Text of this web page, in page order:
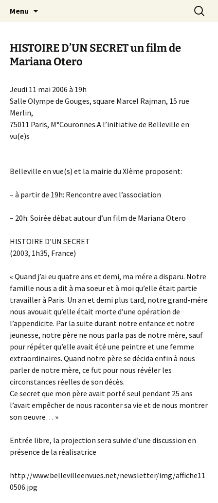
Canal Marches
Menu
HISTOIRE D’UN SECRET un film de
Mariana Otero
Jeudi 11 mai 2006 à 19h
Salle Olympe de Gouges, square Marcel Rajman, 15 rue
Merlin,
75011 Paris, M°Couronnes.A l’initiative de Belleville en
vu(e)s
Belleville en vue(s) et la mairie du XIème proposent:
– à partir de 19h: Rencontre avec l’association
– 20h: Soirée débat autour d’un film de Mariana Otero
HISTOIRE D’UN SECRET
(2003, 1h35, France)
« Quand j’ai eu quatre ans et demi, ma mére a disparu. Notre
famille nous a dit à ma soeur et à moi qu’elle était partie
travailler à Paris. Un an et demi plus tard, notre grand-mére
nous avouait qu’elle était morte d’une opération de
l’appendicite. Par la suite durant notre enfance et notre
jeunesse, notre père ne nous parla pas de notre mère, sauf
pour répéter qu’elle avait été une peintre et une femme
extraordinaires. Quand notre père se décida enfin à nous
parler de notre mère, ce fut pour nous révéler les
circonstances réelles de son décès.
Ce secret que mon père avait porté seul pendant 25 ans
l’avait empêcher de nous raconter sa vie et de nous montrer
son oeuvre… »
Entrée libre, la projection sera suivie d’une discussion en
présence de la réalisatrice
http://www.bellevilleenvues.net/newsletter/img/affiche11
0506.jpg